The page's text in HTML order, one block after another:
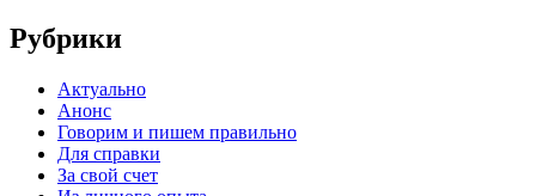
Рубрики
Актуально
Анонс
Говорим и пишем правильно
Для справки
За свой счет